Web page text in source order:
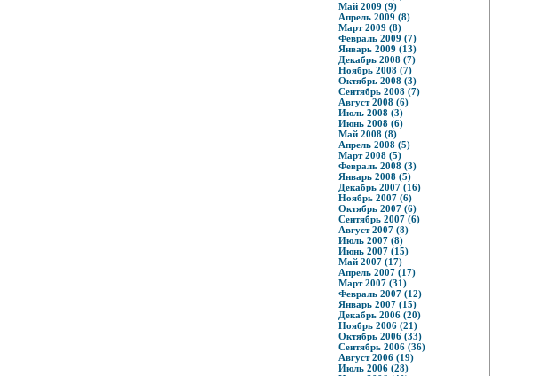
Май 2009 (9)
Апрель 2009 (8)
Март 2009 (8)
Февраль 2009 (7)
Январь 2009 (13)
Декабрь 2008 (7)
Ноябрь 2008 (7)
Октябрь 2008 (3)
Сентябрь 2008 (7)
Август 2008 (6)
Июль 2008 (3)
Июнь 2008 (6)
Май 2008 (8)
Апрель 2008 (5)
Март 2008 (5)
Февраль 2008 (3)
Январь 2008 (5)
Декабрь 2007 (16)
Ноябрь 2007 (6)
Октябрь 2007 (6)
Сентябрь 2007 (6)
Август 2007 (8)
Июль 2007 (8)
Июнь 2007 (15)
Май 2007 (17)
Апрель 2007 (17)
Март 2007 (31)
Февраль 2007 (12)
Январь 2007 (15)
Декабрь 2006 (20)
Ноябрь 2006 (21)
Октябрь 2006 (33)
Сентябрь 2006 (36)
Август 2006 (19)
Июль 2006 (28)